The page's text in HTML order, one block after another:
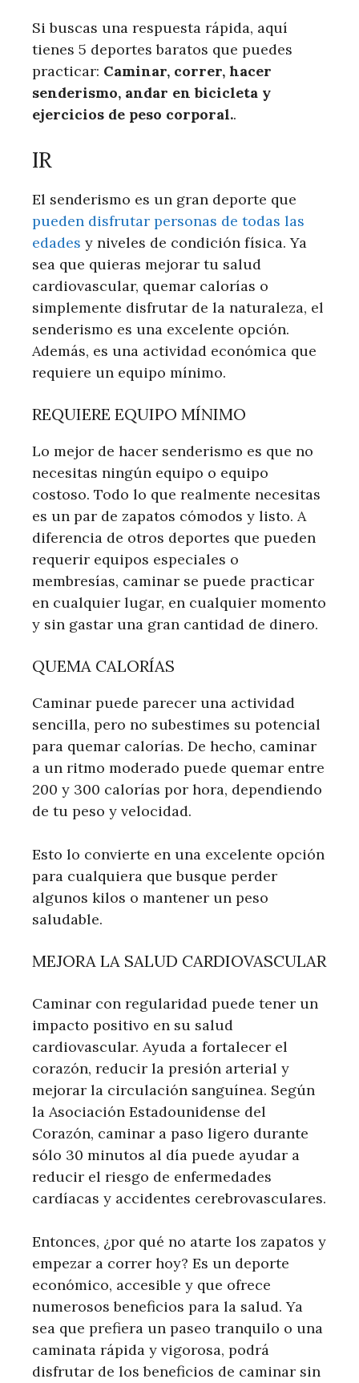
Si buscas una respuesta rápida, aquí
tienes 5 deportes baratos que puedes
practicar: Caminar, correr, hacer
senderismo, andar en bicicleta y
ejercicios de peso corporal..
IR
El senderismo es un gran deporte que
pueden disfrutar personas de todas las
edades y niveles de condición física. Ya
sea que quieras mejorar tu salud
cardiovascular, quemar calorías o
simplemente disfrutar de la naturaleza, el
senderismo es una excelente opción.
Además, es una actividad económica que
requiere un equipo mínimo.
REQUIERE EQUIPO MÍNIMO
Lo mejor de hacer senderismo es que no
necesitas ningún equipo o equipo
costoso. Todo lo que realmente necesitas
es un par de zapatos cómodos y listo. A
diferencia de otros deportes que pueden
requerir equipos especiales o
membresías, caminar se puede practicar
en cualquier lugar, en cualquier momento
y sin gastar una gran cantidad de dinero.
QUEMA CALORÍAS
Caminar puede parecer una actividad
sencilla, pero no subestimes su potencial
para quemar calorías. De hecho, caminar
a un ritmo moderado puede quemar entre
200 y 300 calorías por hora, dependiendo
de tu peso y velocidad.
Esto lo convierte en una excelente opción
para cualquiera que busque perder
algunos kilos o mantener un peso
saludable.
MEJORA LA SALUD CARDIOVASCULAR
Caminar con regularidad puede tener un
impacto positivo en su salud
cardiovascular. Ayuda a fortalecer el
corazón, reducir la presión arterial y
mejorar la circulación sanguínea. Según
la Asociación Estadounidense del
Corazón, caminar a paso ligero durante
sólo 30 minutos al día puede ayudar a
reducir el riesgo de enfermedades
cardíacas y accidentes cerebrovasculares.
Entonces, ¿por qué no atarte los zapatos y
empezar a correr hoy? Es un deporte
económico, accesible y que ofrece
numerosos beneficios para la salud. Ya
sea que prefiera un paseo tranquilo o una
caminata rápida y vigorosa, podrá
disfrutar de los beneficios de caminar sin